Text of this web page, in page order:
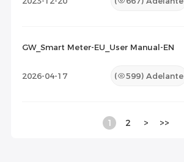
GW_Smart Meter-EU_User Manual-EN
2026-04-17 ( 599) Adelante
1 2 > >>